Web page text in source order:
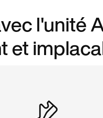
l'unité
et